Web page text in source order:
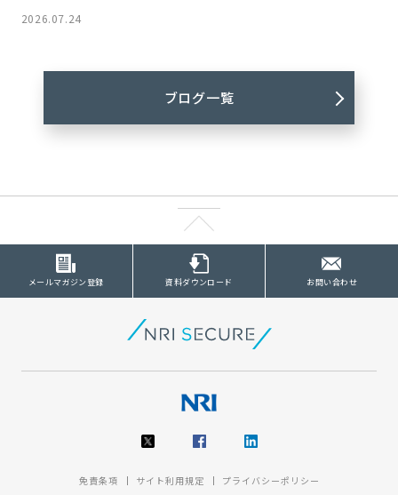
2026.07.24
ブログ一覧
メールマガジン登録 資料ダウンロード お問い合わせ
免責条項 サイト利用規定 プライバシーポリシー